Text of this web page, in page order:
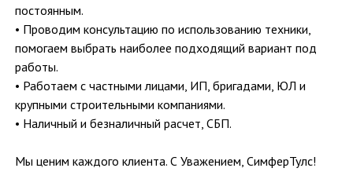
постоянным.
• Проводим консультацию по использованию техники,
помогаем выбрать наиболее подходящий вариант под
работы.
• Работаем с частными лицами, ИП, бригадами, ЮЛ и
крупными строительными компаниями.
• Наличный и безналичный расчет, СБП.
Мы ценим каждого клиента. С Уважением, СимферТулс!